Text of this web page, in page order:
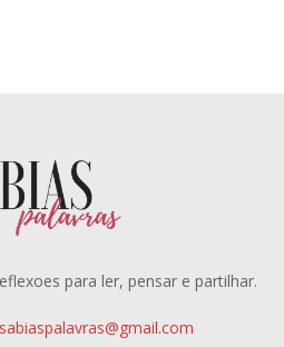
para ler, pensar e partilhar.